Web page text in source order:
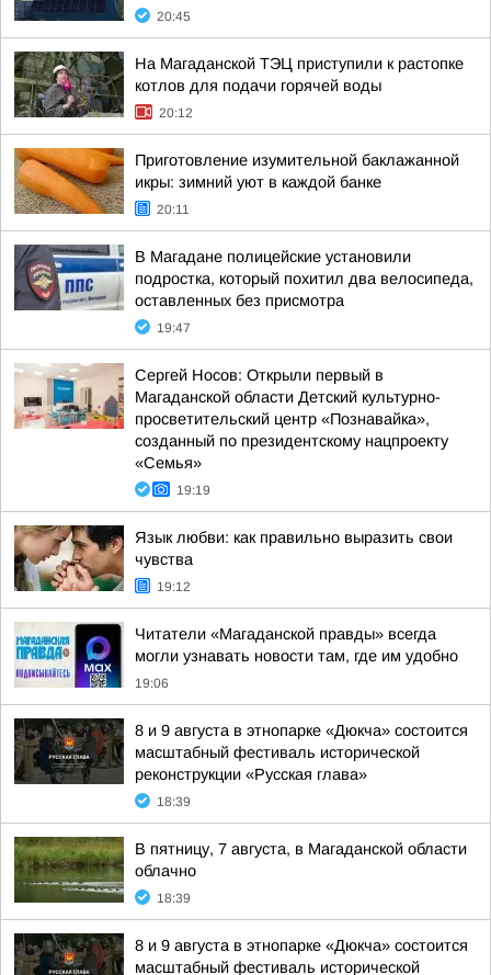
20:45
На Магаданской ТЭЦ приступили к растопке
котлов для подачи горячей воды
20:12
Приготовление изумительной баклажанной
икры: зимний уют в каждой банке
20:11
В Магадане полицейские установили
подростка, который похитил два велосипеда,
оставленных без присмотра
19:47
Сергей Носов: Открыли первый в
Магаданской области Детский культурно-
просветительский центр «Познавайка»,
созданный по президентскому нацпроекту
«Семья»
19:19
Язык любви: как правильно выразить свои
чувства
19:12
Читатели «Магаданской правды» всегда
могли узнавать новости там, где им удобно
19:06
8 и 9 августа в этнопарке «Дюкча» состоится
масштабный фестиваль исторической
реконструкции «Русская глава»
18:39
В пятницу, 7 августа, в Магаданской области
облачно
18:39
8 и 9 августа в этнопарке «Дюкча» состоится
масштабный фестиваль исторической